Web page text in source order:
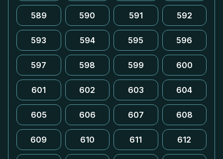
589 590 591 592
593 594 595 596
597 598 599 600
601 602 603 604
605 606 607 608
609 610 611 612